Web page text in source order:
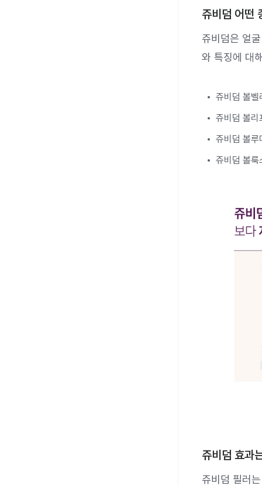
쥬비덤 어떤
쥬비덤은 얼
와 특징에 대
쥬비덤 볼
쥬비덤 볼리
쥬비덤 볼루
쥬비덤 볼룩
쥬비덤 효과
쥬비덤 필러